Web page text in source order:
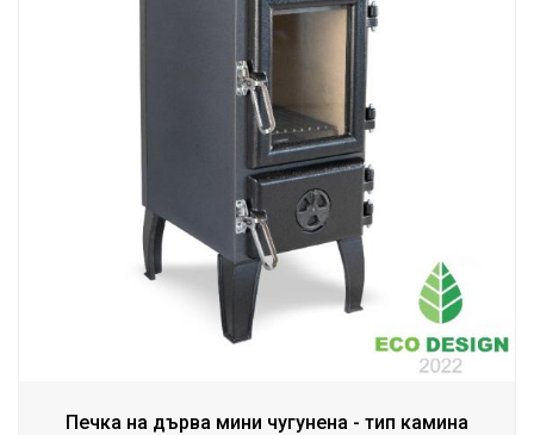
Печка на дърва мини чугунена - тип камина